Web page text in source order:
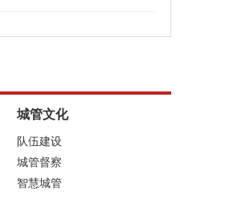
城管文化
队伍建设
城管督察
智慧城管